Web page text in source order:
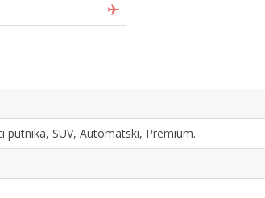
putnika, SUV, Automatski, Premium.